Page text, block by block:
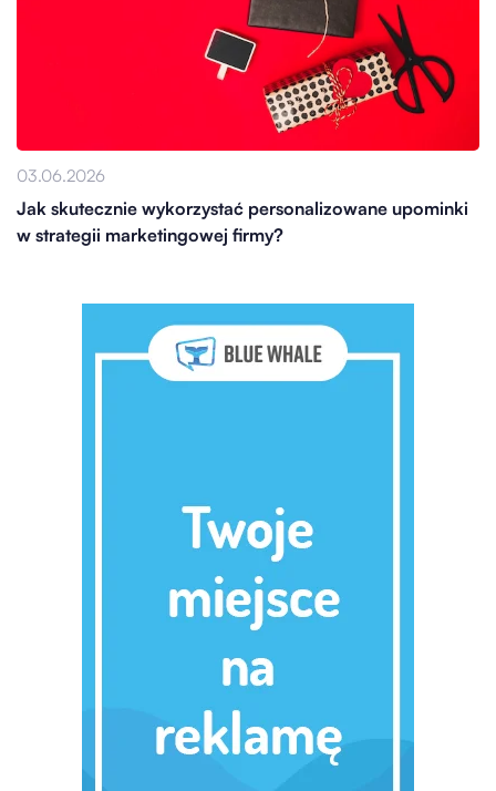
03.06.2026
Jak skutecznie wykorzystać personalizowane upominki
w strategii marketingowej firmy?